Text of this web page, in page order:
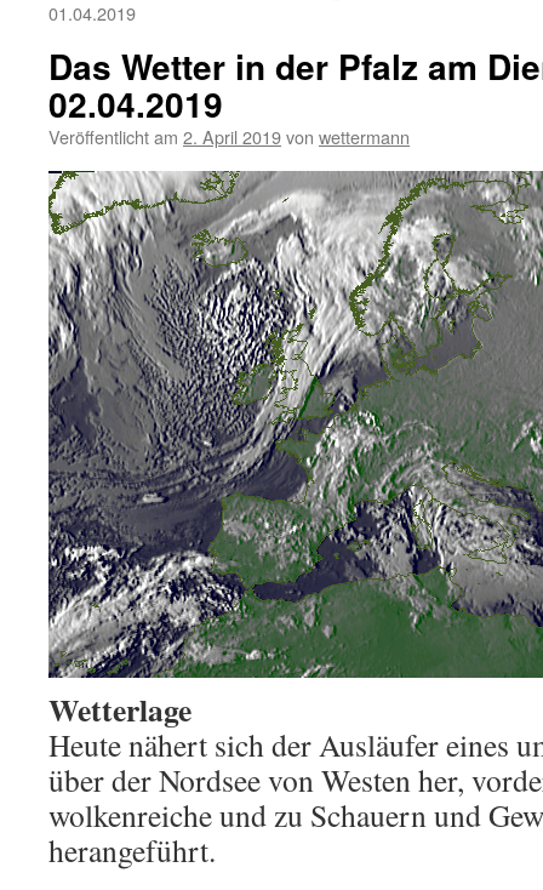
01.04.2019
Das Wetter in der Pfalz am
02.04.2019
Veröffentlicht am 2. April 2019von wettermann
Wetterlage
Heute nähert sich der Ausläufer eines
über der Nordsee von Westen her,
wolkenreiche und zu Schauern und
herangeführt.